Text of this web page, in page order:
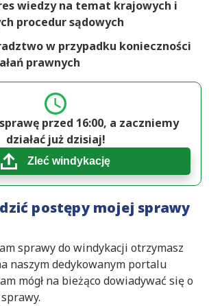
wiedzy na temat krajowych i
procedur sądowych
w przypadku konieczności
prawnych
przed 16:00, a zaczniemy
działać już dzisiaj!
Zleć windykację
postępy mojej sprawy
sprawy do windykacji otrzymasz
naszym dedykowanym portalu
mógł na bieżąco dowiadywać się o